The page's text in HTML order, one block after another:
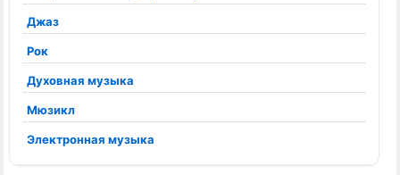
Джаз
Рок
Духовная музыка
Мюзикл
Электронная музыка